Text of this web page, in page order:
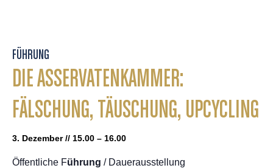
FÜHRUNG
DIE ASSERVATENKAMMER:
FÄLSCHUNG, TÄUSCHUNG, UPCYCLING
3. Dezember // 15.00 – 16.00
Öffentliche Führung / Dauerausstellung